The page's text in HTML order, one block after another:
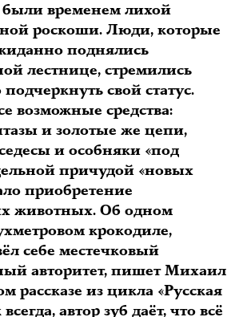
были временем лихой
роскоши. Люди, которые
поднялись
лестнице, стремились
свой статус.
возможные средства:
и золотые же цепи,
и особняки «под
причудой «новых
приобретение
животных. Об одном
крокодиле,
себе местечковый
авторитет, пишет Михаил
рассказе из цикла «Русская
автор зуб даёт, что всё